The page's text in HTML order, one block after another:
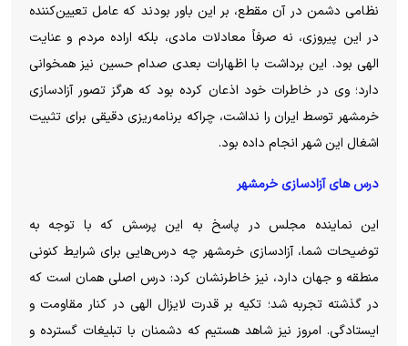
نظامی دشمن در آن مقطع، بر این باور بودند که عامل تعیین‌کننده
در این پیروزی، نه صرفاً معادلات مادی، بلکه اراده مردم و عنایت
الهی بود. این برداشت با اظهارات بعدی صدام حسین نیز همخوانی
دارد؛ وی در خاطرات خود اذعان کرده بود که هرگز تصور آزادسازی
خرمشهر توسط ایران را نداشت، چراکه برنامه‌ریزی دقیقی برای تثبیت
اشغال این شهر انجام داده بود.
درس های آزادسازی خرمشهر
این نماینده مجلس در پاسخ به این پرسش که با توجه به
توضیحات شما، آزادسازی خرمشهر چه درس‌هایی برای شرایط کنونی
منطقه و جهان دارد، نیز خاطرنشان کرد: درس اصلی همان است که
در گذشته تجربه شد؛ تکیه بر قدرت لایزال الهی در کنار مقاومت و
ایستادگی. امروز نیز شاهد هستیم که دشمنان با تبلیغات گسترده و